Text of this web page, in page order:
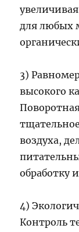
для любых
3)
высокого
воздуха,
обработку
4)
Контроль